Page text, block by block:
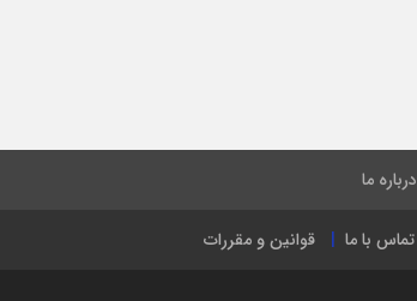
درباره ما
تماس با ما قوانین و مقررات